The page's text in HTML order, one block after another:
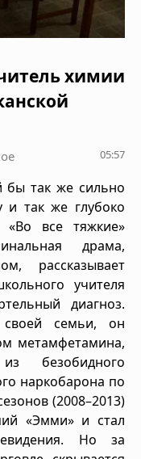
химии
05:57
бы так же сильно
и так же глубоко
«Во все тяжкие»
драма,
рассказывает
учителя
диагноз.
семьи, он
метамфетамина,
безобидного
наркобарона по
(2008–2013)
«Эмми» и стал
Но за